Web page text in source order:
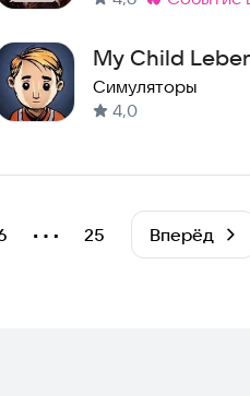
Метка:
My Child
Симуляторы
4,0
⋯ 25 Вперёд